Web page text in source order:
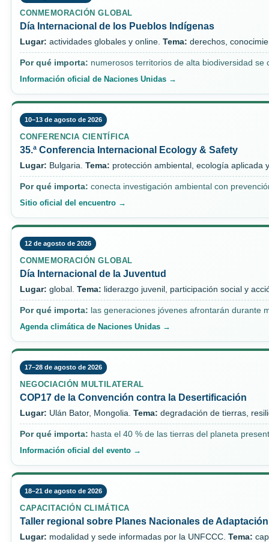
CONMEMORACIÓN GLOBAL
Día Internacional de los Pueblos Indígenas
Lugar: actividades globales y online. Tema: derechos,
Por qué importa: numerosos territorios de alta biodiversidad
Información oficial de Naciones Unidas →
10–13 de agosto de 2026
CONFERENCIA CIENTÍFICA
35.ª Conferencia Internacional Ecology & Safety
Lugar: Bulgaria. Tema: protección ambiental, ecología aplicada
Por qué importa: conecta investigación ambiental con
Sitio oficial del encuentro →
12 de agosto de 2026
CONMEMORACIÓN GLOBAL
Día Internacional de la Juventud
Lugar: global. Tema: liderazgo juvenil, participación social y
Por qué importa: las generaciones jóvenes afrontarán durante
Agenda climática de Naciones Unidas →
17–28 de agosto de 2026
NEGOCIACIÓN MULTILATERAL
COP17 de la Convención contra la Desertificación
Lugar: Ulán Bator, Mongolia. Tema: degradación de tierras,
Por qué importa: hasta el 40 % de las tierras del planeta
Información oficial del evento →
18–21 de agosto de 2026
CAPACITACIÓN CLIMÁTICA
Taller regional sobre Planes Nacionales de Adaptación
Lugar: modalidad y sede informadas por la UNFCCC. Tema: